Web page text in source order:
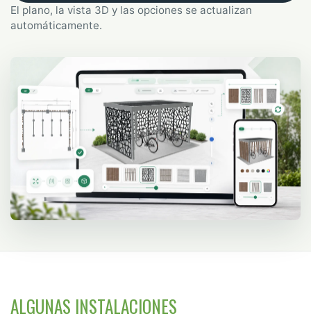
El plano, la vista 3D y las opciones se actualizan
automáticamente.
ALGUNAS INSTALACIONES